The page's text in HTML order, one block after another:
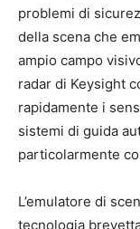
problemi di
della scena che
ampio campo
radar di Keysight
rapidamente i
sistemi di guida
particolarmente
L’emulatore di
tecnologia